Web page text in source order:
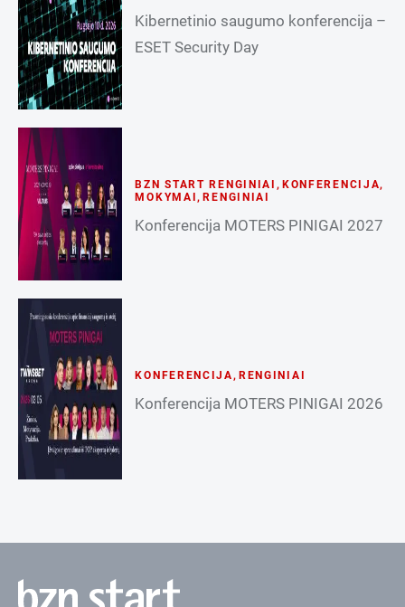
Kibernetinio saugumo konferencija –
ESET Security Day
BZN START RENGINIAI , KONFERENCIJA,
MOKYMAI ,RENGINIAI
Konferencija MOTERS PINIGAI 2027
KONFERENCIJA, RENGINIAI
Konferencija MOTERS PINIGAI 2026